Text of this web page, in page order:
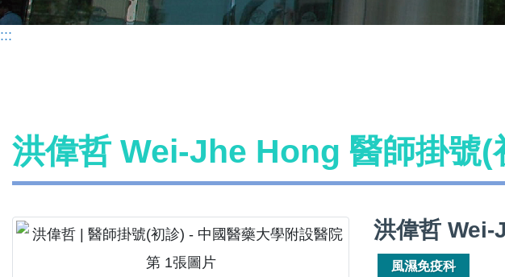
:::
洪偉哲 Wei-Jhe Hong 醫師掛號(
洪偉哲 Wei-
風濕免疫科